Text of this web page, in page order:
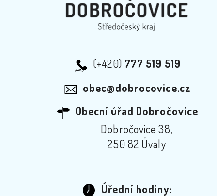
(+420) 777 519 519
obec@dobrocovice.cz
Obecní úřad Dobročovice
Dobročovice 38,
250 82 Úvaly
Úřední hodiny: